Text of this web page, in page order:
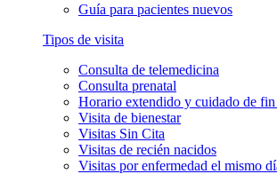
Guía para pacientes nuevos
Tipos de visita
Consulta de telemedicina
Consulta prenatal
Horario extendido y cuidado de fin
Visita de bienestar
Visitas Sin Cita
Visitas de recién nacidos
Visitas por enfermedad el mismo